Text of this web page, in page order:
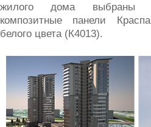
жилого дома выбраны
композитные панели
белого цвета (К4013).